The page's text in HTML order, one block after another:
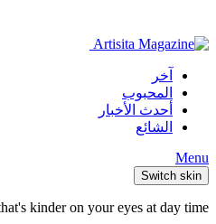
آخر
المحبوب
أحدث الأخبار
الشائع
Menu
Switch skin
kinder on your eyes at day time.